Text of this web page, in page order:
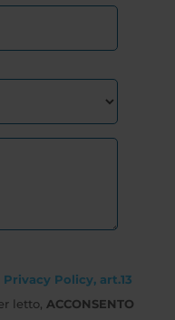
Privacy Policy, art.13
letto, ACCONSENTO